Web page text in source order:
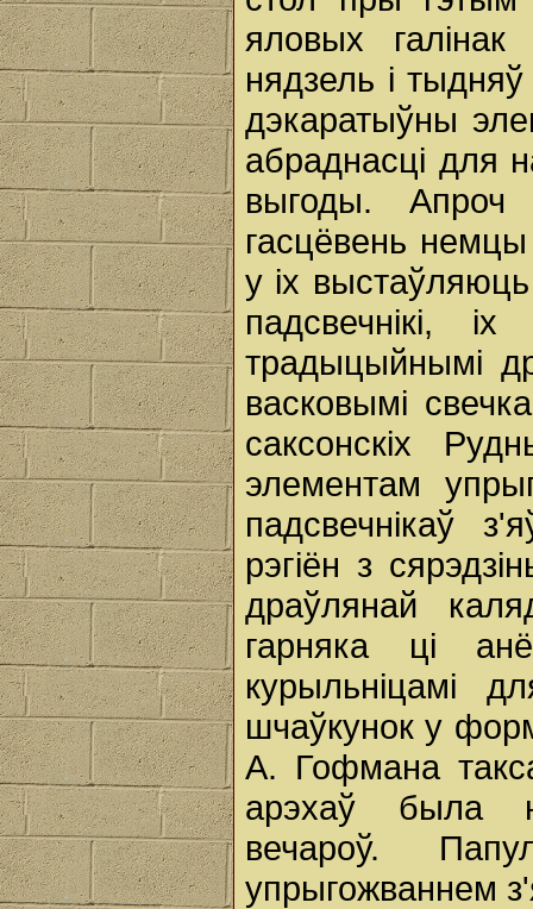
яловых
нядзель і
дэкаратыўны
абраднасці для
выгоды. Апроч
гасцёвень
у іх
падсвечнікі,
традыцыйнымі
васковымі
саксонскіх
элементам
падсвечнікаў
рэгіён з
драўлянай
гарняка ці
курыльніцамі
шчаўкунок у
А. Гофмана
арэхаў была
вечароў.
упрыгожваннем